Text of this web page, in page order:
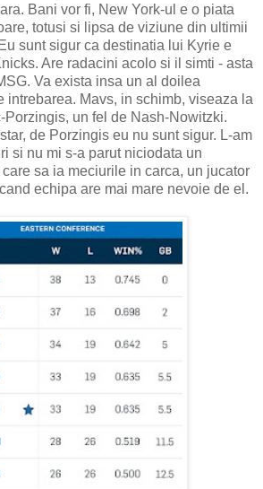
Bani vor fi, New York-ul e o piata
totusi si lipsa de viziune din ultimii
sunt sigur ca destinatia lui Kyrie e
Are radacini acolo si il simti - asta
Va exista insa un al doilea
intrebarea. Mavs, in schimb, viseaza la
un fel de Nash-Nowitzki.
de Porzingis eu nu sunt sigur. L-am
si nu mi s-a parut niciodata un
sa ia meciurile in carca, un jucator
echipa are mai mare nevoie de el.